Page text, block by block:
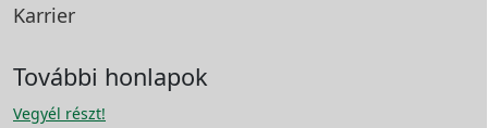
Karrier
További honlapok
Vegyél részt!